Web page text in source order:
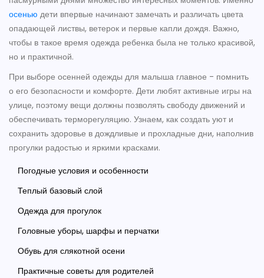
осенью дети впервые начинают замечать и различать цвета
опадающей листвы, ветерок и первые капли дождя. Важно,
чтобы в такое время одежда ребенка была не только красивой,
но и практичной.
При выборе осенней одежды для малыша главное - помнить
о его безопасности и комфорте. Дети любят активные игры на
улице, поэтому вещи должны позволять свободу движений и
обеспечивать терморегуляцию. Узнаем, как создать уют и
сохранить здоровье в дождливые и прохладные дни, наполнив
прогулки радостью и яркими красками.
Погодные условия и особенности
Теплый базовый слой
Одежда для прогулок
Головные уборы, шарфы и перчатки
Обувь для слякотной осени
Практичные советы для родителей